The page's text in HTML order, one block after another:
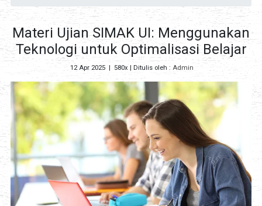
Materi Ujian SIMAK UI: Menggunakan
Teknologi untuk Optimalisasi Belajar
12 Apr 2025| 580x | Ditulis oleh : Admin